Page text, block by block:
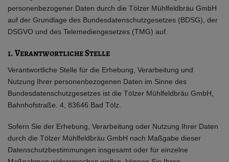
personenbezogener Daten durch die Tölzer Mühlfeldbräu GmbH
auf der Grundlage des Bundesdatenschutzgesetzes (BDSG), der
DSGVO und des Telemediengesetzes (TMG) auf.
1. Verantwortliche Stelle
Verantwortliche Stelle für die Erhebung, Verarbeitung und
Nutzung Ihrer personenbezogenen Daten im Sinne des
Bundesdatenschutzgesetzes ist die Tölzer Mühlfeldbräu GmbH,
Bahnhofstraße. 4, 83646 Bad Tölz.
Sofern Sie der Erhebung, Verarbeitung oder Nutzung Ihrer Daten
durch die Tölzer Mühlfeldbräu GmbH nach Maßgabe dieser
Datenschutzbestimmungen insgesamt oder für einzelne